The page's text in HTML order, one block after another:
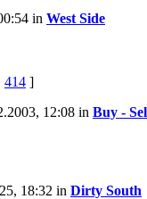
in West Side
414 ]
12:08 in Buy -
18:32 in Dirty South